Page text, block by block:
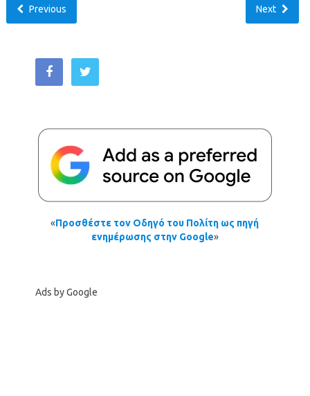
Previous Next
«Προσθέστε τον Οδηγό του Πολίτη ως πηγή
ενημέρωσης στην Google»
Ads by Google